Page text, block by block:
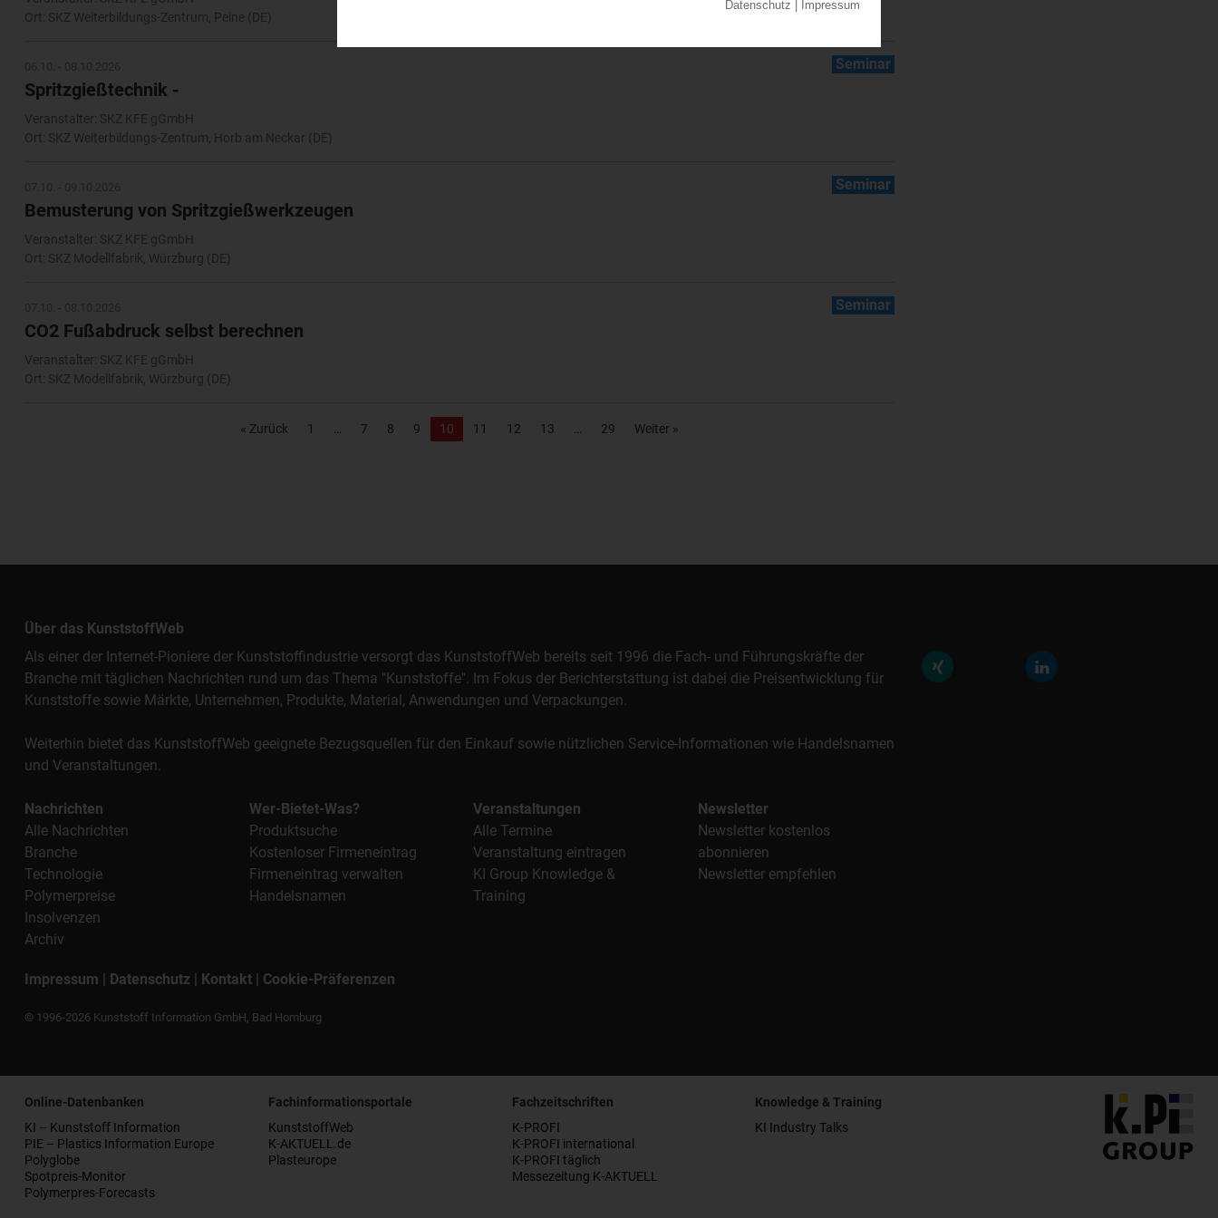
Ort: SKZ Weiterbildungs-Zentrum, Peine (DE)
Seminar
Spritzgießtechnik -
Veranstalter: SKZ KFE gGmbH
Ort: SKZ Weiterbildungs-Zentrum, Horb am Neckar (DE)
Seminar
Bemusterung von Spritzgießwerkzeugen
Veranstalter: SKZ KFE gGmbH
Ort: SKZ Modellfabrik, Würzburg (DE)
Seminar
CO2 Fußabdruck selbst berechnen
Veranstalter: SKZ KFE gGmbH
Ort: SKZ Modellfabrik, Würzburg (DE)
« Zurück 1 7 8 9 10 11 12 13 29 Weiter »
Über das KunststoffWeb
Als einer der Internet-Pioniere der Kunststoffindustrie versorgt das KunststoffWeb bereits seit 1996 die Fach- und Führungskräfte der
Branche mit täglichen Nachrichten rund um das Thema "Kunststoffe". Im Fokus der Berichterstattung ist dabei die Preisentwicklung für
Kunststoffe sowie Märkte, Unternehmen, Produkte, Material, Anwendungen und Verpackungen.
Weiterhin bietet das KunststoffWeb geeignete Bezugsquellen für den Einkauf sowie nützlichen Service-Informationen wie Handelsnamen
und Veranstaltungen.
Nachrichten
Alle Nachrichten
Branche
Technologie
Polymerpreise
Insolvenzen
Archiv
Wer-Bietet-Was?
Produktsuche
Kostenloser Firmeneintrag
Firmeneintrag verwalten
Handelsnamen
Veranstaltungen
Alle Termine
Veranstaltung eintragen
KI Group Knowledge &
Training
Newsletter
Newsletter kostenlos
abonnieren
Newsletter empfehlen
Impressum | Datenschutz | Kontakt | Cookie-Präferenzen
© 1996-2026 Kunststoff Information GmbH, Bad Homburg
Online-Datenbanken
KI – Kunststoff Information
PIE – Plastics Information Europe
Polyglobe
Spotpreis-Monitor
Polymerpres-Forecasts
Fachinformationsportale
KunststoffWeb
K-AKTUELL.de
Plasteurope
Fachzeitschriften
K-PROFI
K-PROFI international
K-PROFI täglich
Messezeitung K-AKTUELL
Knowledge & Training
KI Industry Talks